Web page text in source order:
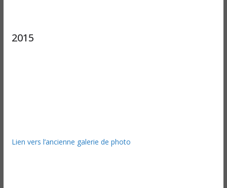
2015
Lien vers l’ancienne galerie de photo